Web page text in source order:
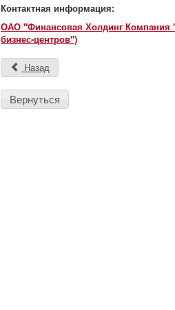
Контактная информация:
ОАО "Финансовая Холдинг
бизнес-центров")
Назад
Вернуться